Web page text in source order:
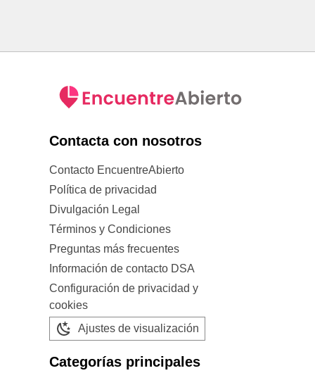
Contacta con nosotros
Contacto EncuentreAbierto
Política de privacidad
Divulgación Legal
Términos y Condiciones
Preguntas más frecuentes
Información de contacto DSA
Configuración de privacidad y
cookies
Ajustes de visualización
Categorías principales